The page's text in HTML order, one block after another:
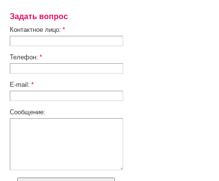
Задать вопрос
Контактное лицо: *
Телефон: *
E-mail: *
Сообщение: